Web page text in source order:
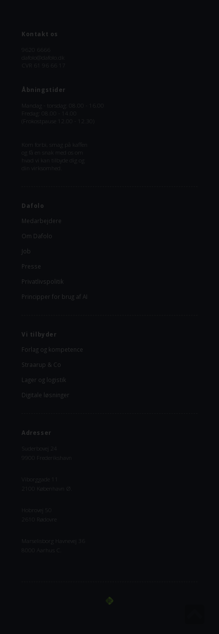
Kontakt os
9620 6666
dafolo@dafolo.dk
CVR 61 96 66 17
Åbningstider
Mandag - torsdag: 08.00 - 16.00
Fredag: 08.00 - 14.00
(Frokostpause 12.00 - 12.30)
Kom forbi, smag på kaffen
og få en snak med os om
hvad vi kan tilbyde dig og
din virksomhed.
Dafolo
Medarbejdere
Om Dafolo
Job
Presse
Privatlivspolitik
Principper for brug af AI
Vi tilbyder
Forlag og kompetence
Straarup & Co
Lager og logistik
Digitale løsninger
Adresser
Suderbovej 24
9900 Frederikshavn
Viborggade 11
2100 København Ø.
Hobrovej 50
2610 Rødovre
Marselisborg Havnevej 36
8000 Aarhus C.